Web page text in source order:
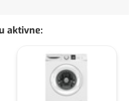
aktivne: